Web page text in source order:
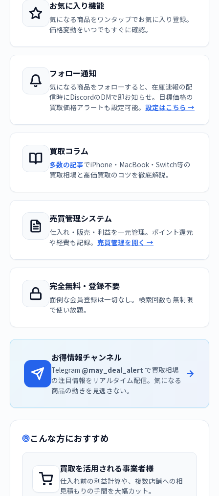
お気に入り機能
気になる商品をワンタップでお気に入り登録。
価格変動をいつでもすぐに確認。
フォロー通知
気になる商品をフォローすると、在庫速報の配
信時にDiscordのDMで即お知らせ。目標価格の
買取価格アラートも設定可能。 設定はこちら →
買取コラム
多数の記事でiPhone・MacBook・Switch等の
買取相場と高価買取のコツを徹底解説。
売買管理システム
仕入れ・販売・利益を一元管理。ポイント還元
や経費も記録。 売買管理を開く →
完全無料・登録不要
面倒な会員登録は一切なし。検索回数も無制限
で使い放題。
お得情報チャンネル
Telegram @may_deal_alert で買取相場
の注目情報をリアルタイム配信。気になる
商品の動きを見逃さない。
こんな方におすすめ
買取を活用される事業者様
仕入れ前の利益計算や、複数店舗への相
見積もりの手間を大幅カット。